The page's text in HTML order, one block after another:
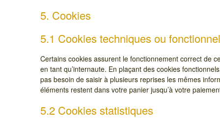
5. Cookies
5.1 Cookies techniques ou
Certains cookies assurent le fonctionnement correct de
en tant qu’internaute. En plaçant des cookies
pas besoin de saisir à plusieurs reprises les mêmes
éléments restent dans votre panier jusqu’à votre
5.2 Cookies statistiques